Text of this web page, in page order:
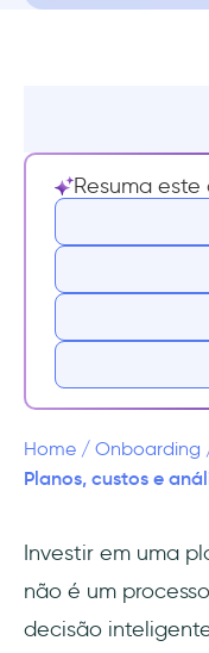
Resumo
O que é o
Para que o
Quais são
O Whatfix
Contras do
Uma
Resuma
Home / Onboarding
Planos, custos e
Investir em uma
não é um
decisão